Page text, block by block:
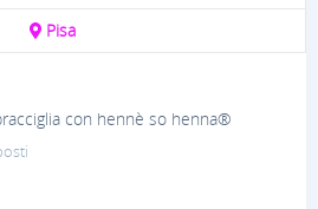
Pisa
con hennè so henna®